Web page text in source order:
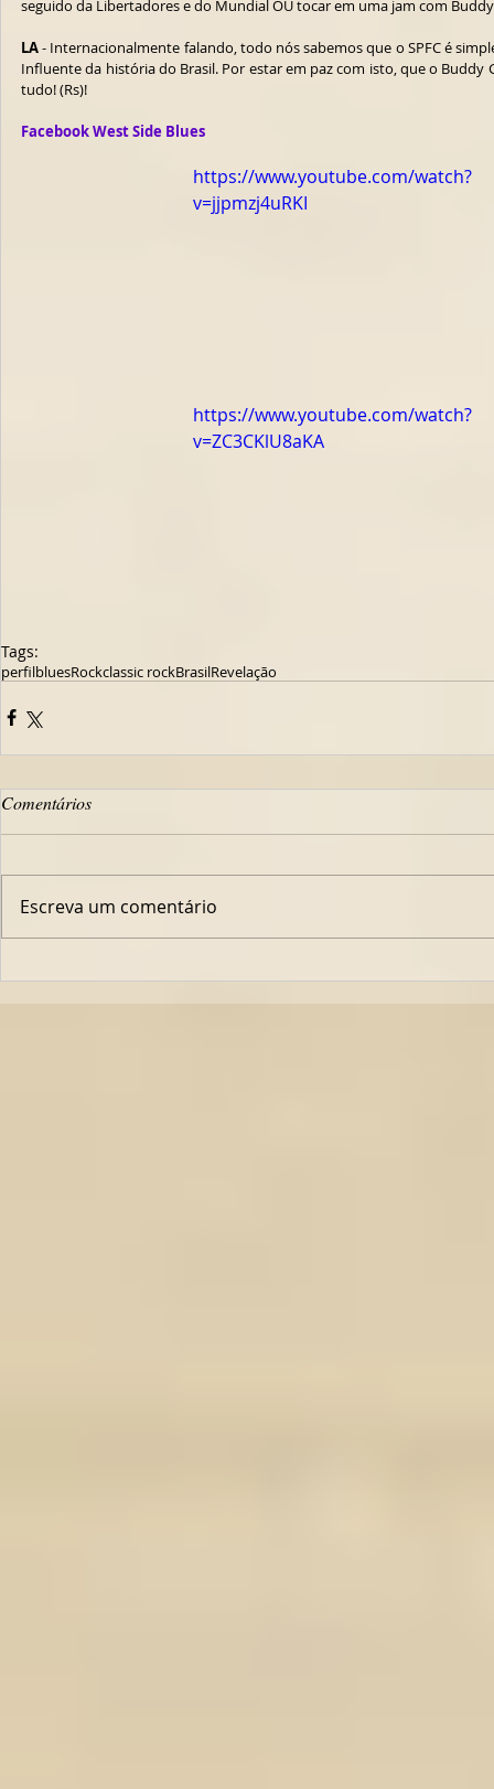
seguido da Libertadores e do Mundial OU tocar em uma jam com
LA - Internacionalmente falando, todo nós sabemos que o SPFC é
Influente da história do Brasil. Por estar em paz com isto, que o Buddy
tudo! (Rs)!
Facebook West Side Blues
https://www.youtube.com/watch?
v=jjpmzj4uRKI
https://www.youtube.com/watch?
v=ZC3CKlU8aKA
Tags:
perfilbluesRockclassic rockBrasilRevelação
Comentários
Escreva um comentário